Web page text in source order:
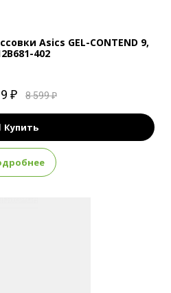
Asics GEL-CONTEND 9,
402
₽ 8 599 ₽
Купить